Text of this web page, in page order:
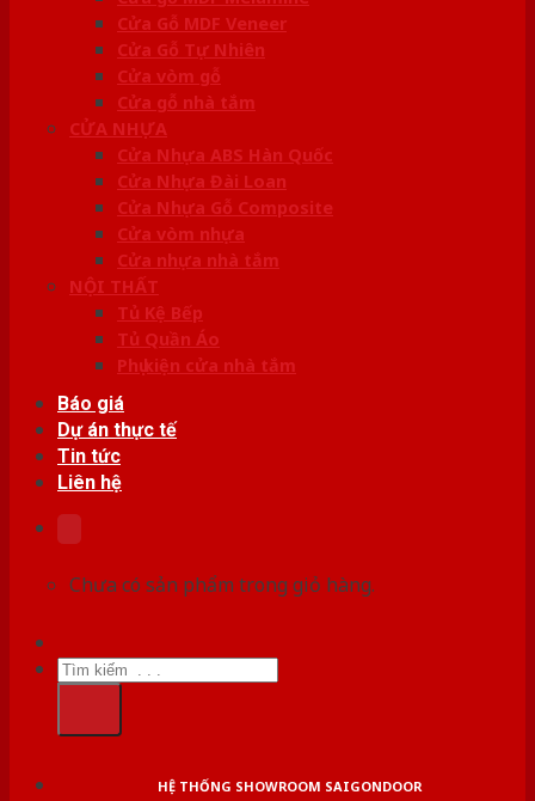
Cửa Gỗ MDF Veneer
Cửa Gỗ Tự Nhiên
Cửa vòm gỗ
Cửa gỗ nhà tắm
CỬA NHỰA
Cửa Nhựa ABS Hàn Quốc
Cửa Nhựa Đài Loan
Cửa Nhựa Gỗ Composite
Cửa vòm nhựa
Cửa nhựa nhà tắm
NỘI THẤT
Tủ Kệ Bếp
Tủ Quần Áo
Phụ kiện cửa nhà tắm
Báo giá
Dự án thực tế
Tin tức
Liên hệ
Chưa có sản phẩm trong giỏ hàng.
Tìm
kiếm:
HỆ THỐNG SHOWROOM SAIGONDOOR